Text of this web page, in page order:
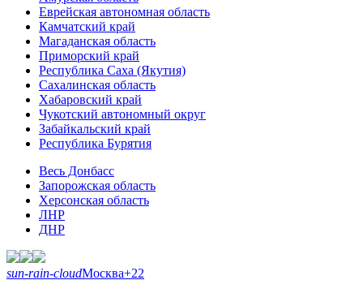
Еврейская автономная область
Камчатский край
Магаданская область
Приморский край
Республика Саха (Якутия)
Сахалинская область
Хабаровский край
Чукотский автономный округ
Забайкальский край
Республика Бурятия
Весь Донбасс
Запорожская область
Херсонская область
ЛНР
ДНР
sun-rain-cloudМосква+22